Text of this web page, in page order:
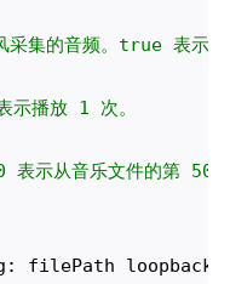
集的音频。true 表示
示播放 1 次。
表示从音乐文件的第